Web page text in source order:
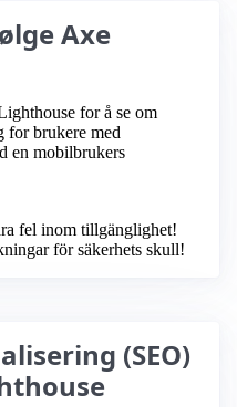
Axe
for å se om
for brukere med
en mobilbrukers
fel inom tillgänglighet!
för säkerhets skull!
(SEO)